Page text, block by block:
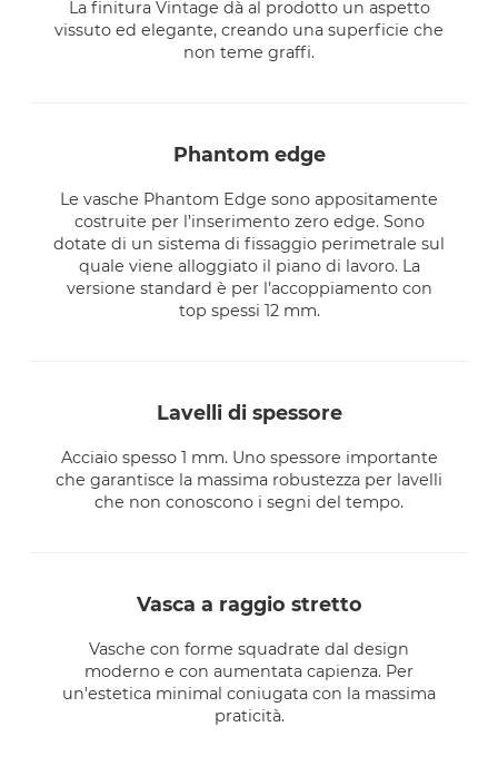
La finitura Vintage dà al prodotto un aspetto
vissuto ed elegante, creando una superficie che
non teme graffi.
phantom edge
Le vasche Phantom Edge sono appositamente
costruite per l’inserimento zero edge. Sono
dotate di un sistema di fissaggio perimetrale sul
quale viene alloggiato il piano di lavoro. La
versione standard è per l’accoppiamento con
top spessi 12 mm.
lavelli di spessore
Acciaio spesso 1 mm. Uno spessore importante
che garantisce la massima robustezza per lavelli
che non conoscono i segni del tempo.
vasca a raggio stretto
Vasche con forme squadrate dal design
moderno e con aumentata capienza. Per
un'estetica minimal coniugata con la massima
praticità.